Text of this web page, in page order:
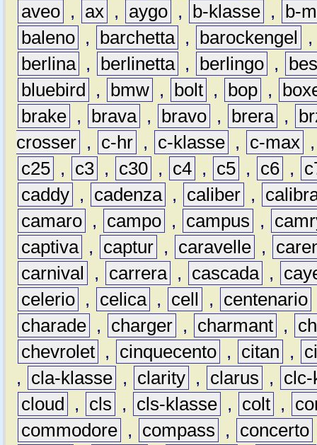
aveo , ax , aygo , b-klasse ,
b-
baleno , barchetta , barockengel
berlina , berlinetta , berlingo ,
bluebird
, bmw , bolt , bop ,
brake , brava , bravo , brera ,
crosser , c-hr , c-klasse , c-max
c25 , c3 , c30 , c4 , c5 , c6 ,
caddy , cadenza , caliber ,
camaro , campo , campus ,
captiva , captur , caravelle ,
carnival
, carrera , cascada ,
celerio , celica , cell , centenario
charade , charger , charmant ,
chevrolet , cinquecento , citan ,
,
cla-klasse , clarity , clarus ,
clc-
cloud
, cls , cls-klasse , colt ,
commodore , compass , concerto